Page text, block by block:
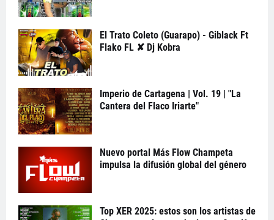
El Trato Coleto (Guarapo) - Giblack Ft
Flako FL ✘ Dj Kobra
Imperio de Cartagena | Vol. 19 | "La
Cantera del Flaco Iriarte"
Nuevo portal Más Flow Champeta
impulsa la difusión global del género
Top XER 2025: estos son los artistas de